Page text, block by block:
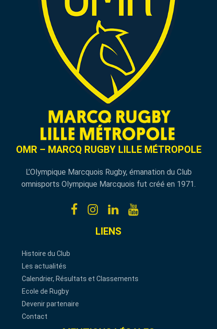
OMR – MARCQ RUGBY LILLE MÉTROPOLE
L’Olympique Marcquois Rugby, émanation du Club
omnisports Olympique Marcquois fut créé en 1971.
LIENS
Histoire du Club
Les actualités
Calendrier, Résultats et Classements
Ecole de Rugby
Devenir partenaire
Contact